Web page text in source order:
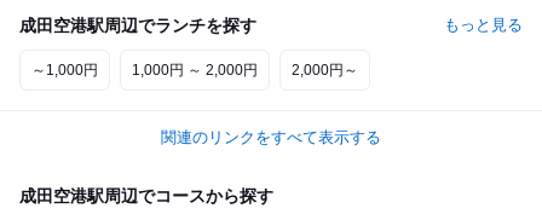
成田空港駅周辺でランチを探す もっと見る
～1,000円 1,000円 ～ 2,000円 2,000円～
関連のリンクをすべて表示する
成田空港駅周辺でコースから探す